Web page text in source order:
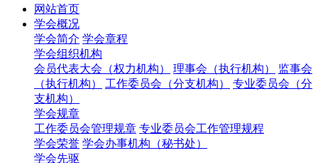
网站首页
学会概况
学会简介 学会章程
学会组织机构
会员代表大会（权力机构）
理事会（执行机构）
监事会
（执行机构）
工作委员会（分支机构）
专业委员会（分
支机构）
学会规章
工作委员会管理规章 专业委员会工作管理规程
学会荣誉 学会办事机构（秘书处）
学会先驱